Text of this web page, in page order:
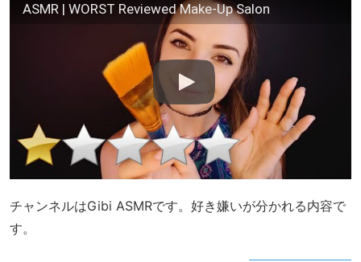
ASMR | WORST Reviewed Make-Up Salon
チャンネルはGibi ASMRです。好き嫌いが分かれる内容で
す。